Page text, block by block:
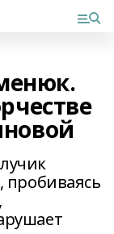
пробиваясь